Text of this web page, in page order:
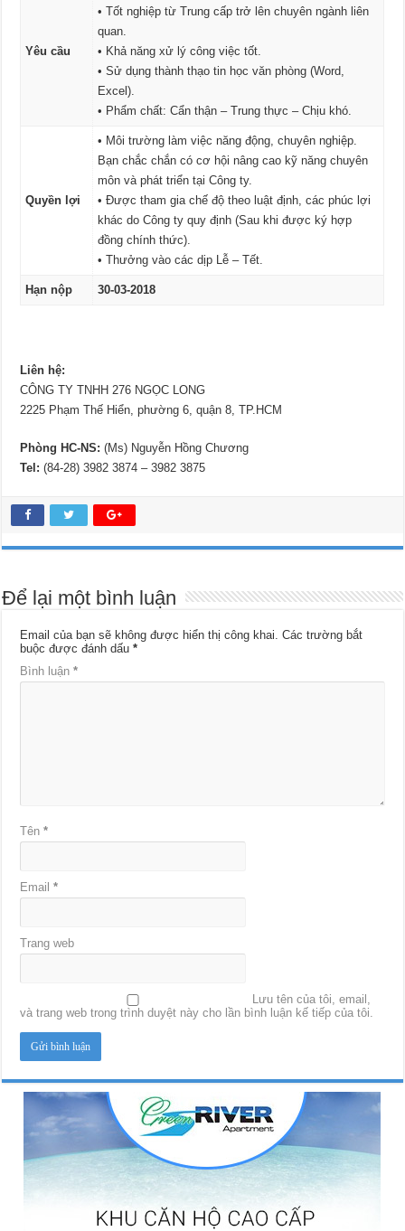
Yêu cầu
• Tốt nghiệp từ Trung cấp trở lên chuyên ngành liên
quan.
• Khả năng xử lý công việc tốt.
• Sử dụng thành thạo tin học văn phòng (Word,
Excel).
• Phẩm chất: Cẩn thận – Trung thực – Chịu khó.
Quyền lợi
• Môi trường làm việc năng động, chuyên nghiệp.
Bạn chắc chắn có cơ hội nâng cao kỹ năng chuyên
môn và phát triển tại Công ty.
• Được tham gia chế độ theo luật định, các phúc lợi
khác do Công ty quy định (Sau khi được ký hợp
đồng chính thức).
• Thưởng vào các dịp Lễ – Tết.
Hạn nộp 30-03-2018
Liên hệ:
CÔNG TY TNHH 276 NGỌC LONG
2225 Phạm Thế Hiển, phường 6, quận 8, TP.HCM
Phòng HC-NS: (Ms) Nguyễn Hồng Chương
Tel: (84-28) 3982 3874 – 3982 3875
Để lại một bình luận
Email của bạn sẽ không được hiển thị công khai. Các trường bắt
buộc được đánh dấu*
Bình luận*
Tên*
Email*
Trang web
Lưu tên của tôi, email,
và trang web trong trình duyệt này cho lần bình luận kế tiếp của tôi.